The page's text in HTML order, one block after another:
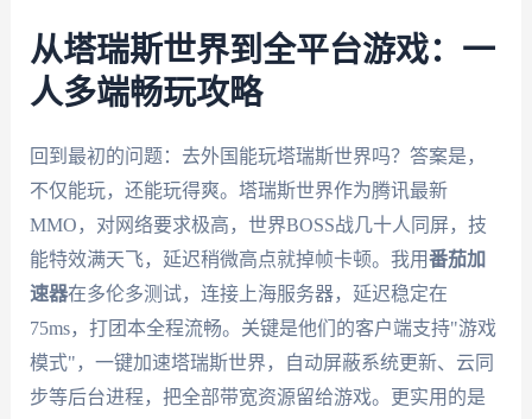
从塔瑞斯世界到全平台游戏：一
人多端畅玩攻略
回到最初的问题：去外国能玩塔瑞斯世界吗？答案是，
不仅能玩，还能玩得爽。塔瑞斯世界作为腾讯最新
MMO，对网络要求极高，世界BOSS战几十人同屏，技
能特效满天飞，延迟稍微高点就掉帧卡顿。我用番茄加
速器在多伦多测试，连接上海服务器，延迟稳定在
75ms，打团本全程流畅。关键是他们的客户端支持"游戏
模式"，一键加速塔瑞斯世界，自动屏蔽系统更新、云同
步等后台进程，把全部带宽资源留给游戏。更实用的是